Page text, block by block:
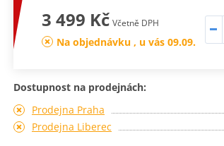
3 499 Kč Včetně DPH
Na objednávku , u vás 09.09.
Dostupnost na prodejnách:
Prodejna Praha
Prodejna Liberec